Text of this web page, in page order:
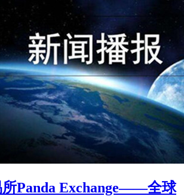
所Panda Exchange——全球